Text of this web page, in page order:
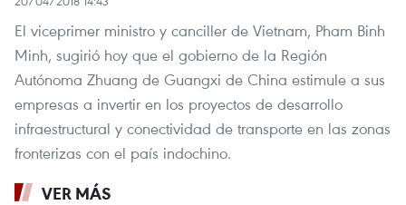
El viceprimer ministro y canciller de Vietnam, Pham Binh
Minh, sugirió hoy que el gobierno de la Región
Autónoma Zhuang de Guangxi de China estimule a sus
empresas a invertir en los proyectos de desarrollo
infraestructural y conectividad de transporte en las zonas
fronterizas con el país indochino.
VER MÁS